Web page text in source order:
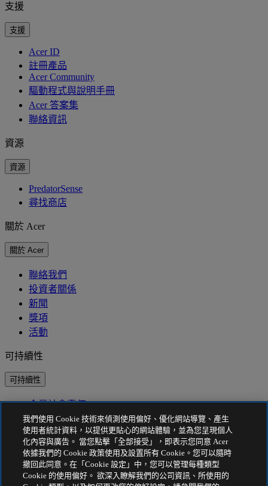
支援
支援
Acer ID
註冊產品
Acer Community
驅動程式與說明手冊
Acer 答案集
聯絡資訊
資源
資源
PredatorSense
尋找商店
關於 Acer
關於 Acer
聯絡我們
投資者關係
新聞
獎項
活動
可持續性
可持續性
企業社會責任
產品碳足跡
Project Humanity
Earthion
隱私權政策
Cookie 政策
我們使用 Cookie 技術來偵測使用偏好、優化網站導覽、產生
使用者統計資料，以提供更貼心的網站體驗，並為您呈現個人
化內容與廣告。 當您點擊「全部接受」，即表示您同意 Acer
依據我們的 Cookie 政策使用及設置所有 Cookie。您可以隨時
撤回此同意。在「Cookie 設定」中，您可以管理每種類型
Cookie 的使用偏好。 欲深入瞭解我們的公司資訊、所使用的